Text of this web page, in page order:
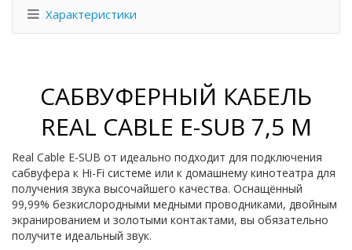
Характеристики
САБВУФЕРНЫЙ КАБЕЛЬ
REAL CABLE E-SUB 7,5 M
Real Cable E-SUB от идеально подходит для подключения
сабвуфера к Hi-Fi системе или к домашнему кинотеатра для
получения звука высочайшего качества. Оснащённый
99,99% безкислородными медными проводниками, двойным
экранированием и золотыми контактами, вы обязательно
получите идеальный звук.